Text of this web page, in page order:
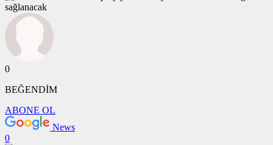
0
BEĞENDİM
ABONE OL
News
0